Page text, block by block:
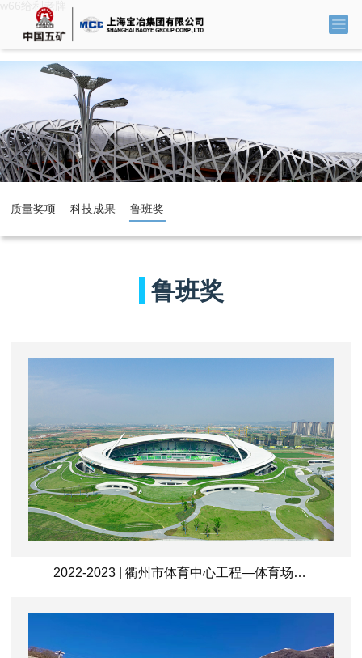
w66给利老牌
质量奖项 科技成果 鲁班奖
LUBAN
鲁班奖
2022-2023 | 衢州市体育中心工程—体育场及附属设施项目